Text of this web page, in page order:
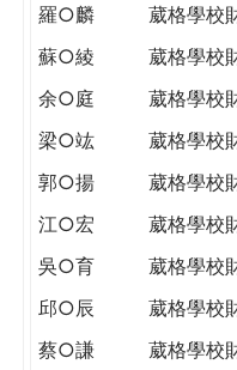
羅○麟
葳格學校
蘇○綾
葳格學校
余○庭
葳格學校
梁○竑
葳格學校
郭○揚
葳格學校
江○宏
葳格學校
吳○育
葳格學校
邱○辰
葳格學校
蔡○謙
葳格學校